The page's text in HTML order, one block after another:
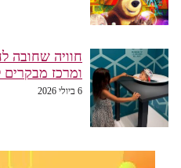
חוויה שחובה
ומרכז מבקרים
6 ביולי 2026